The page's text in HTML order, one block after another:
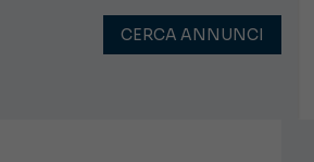
CERCA ANNUNCI